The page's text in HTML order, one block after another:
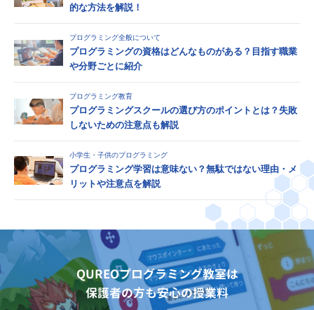
的な方法を解説！
プログラミング全般について
プログラミングの資格はどんなものがある？目指す職業
や分野ごとに紹介
プログラミング教育
プログラミングスクールの選び方のポイントとは？失敗
しないための注意点も解説
小学生・子供のプログラミング
プログラミング学習は意味ない？無駄ではない理由・メ
リットや注意点を解説
QUREOプログラミング教室は
保護者の方も安心の授業料